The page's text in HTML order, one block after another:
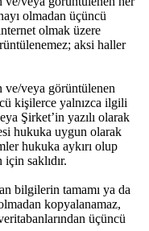
olmadan üçüncü
olmak üzere
aksi haller
veya görüntülenen
kişilerce yalnızca ilgili
Şirket’in yazılı olarak
hukuka uygun olarak
hukuka aykırı olup
saklıdır.
bilgilerin tamamı ya da
kopyalanamaz,
üçüncü